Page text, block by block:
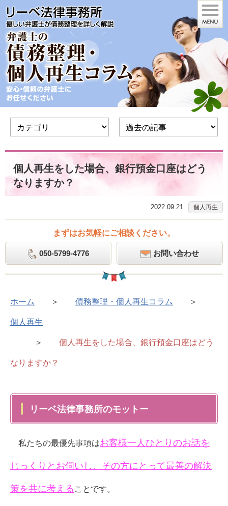
個人再生をした場合、銀行預金口座はどう
なりますか？
2022.09.21 個人再生
まずはお気軽にご相談ください。
050-5799-4776 お問い合わせ
ホーム ＞ 債務整理・個人再生コラム ＞
個人再生
＞ 個人再生をした場合、銀行預金口座はどう
なりますか？
リーベ法律事務所のモットー
私たちの最優先事項はお客様一人ひとりのお話を
じっくりとお伺いし、その方にとって最善の解決
策を共に考える ことです。